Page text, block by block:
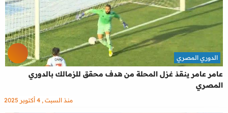
عامر عامر ينقذ غزل المحلة من هدف محقق للزمالك بالدوري
المصري
الدوري المصري
منذ السبت , 4 أكتوبر 2025